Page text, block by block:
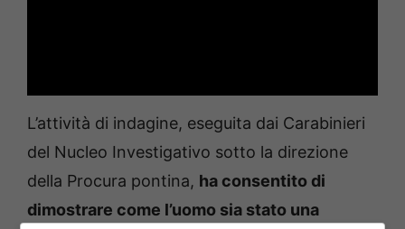
L’attività di indagine, eseguita dai Carabinieri
del Nucleo Investigativo sotto la direzione
della Procura pontina, ha consentito di
dimostrare come l’uomo sia stato una